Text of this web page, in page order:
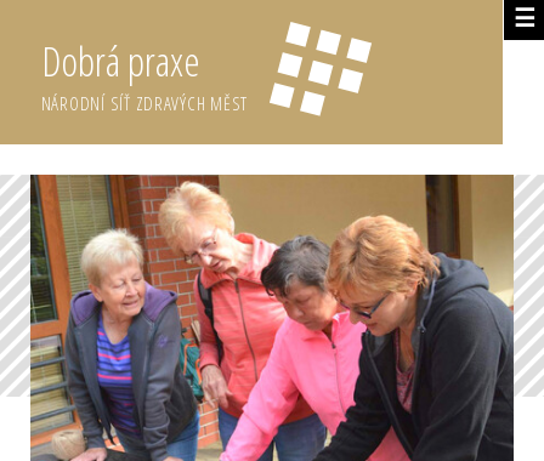
☰
Dobrá praxe
NÁRODNÍ SÍŤ ZDRAVÝCH MĚST